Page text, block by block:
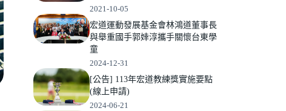
2021-10-05
宏道運動發展基金會林鴻道董事長
與舉重國手郭婞淳攜手關懷台東學
童
2024-12-31
[公告] 113年宏道教練獎實施要點
(線上申請)
2024-06-21